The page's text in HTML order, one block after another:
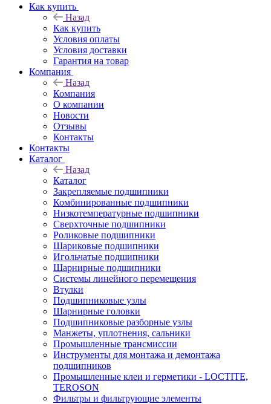
Как купить
Назад
Как купить
Условия оплаты
Условия доставки
Гарантия на товар
Компания
Назад
Компания
О компании
Новости
Отзывы
Контакты
Контакты
Каталог
Назад
Каталог
Закрепляемые подшипники
Комбинированные подшипники
Низкотемпературные подшипники
Сверхточные подшипники
Роликовые подшипники
Шариковые подшипники
Игольчатые подшипники
Шарнирные подшипники
Системы линейного перемещения
Втулки
Подшипниковые узлы
Шарнирные головки
Подшипниковые разборные узлы
Манжеты, уплотнения, сальники
Промышленные трансмиссии
Инструменты для монтажа и демонтажа
подшипников
Промышленные клеи и герметики - LOCTITE,
TEROSON
Фильтры и фильтрующие элементы